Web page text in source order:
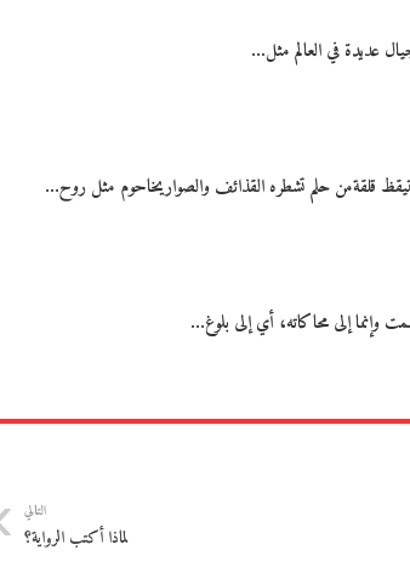
عديدة في العالم مثل…
قلقةمن حلم تشطره القذائف والصواريخاحوم مثل روح…
وإنما إلى محاكاته، أي إلى بلوغ…
التالي
لماذا أكتب الرواية؟